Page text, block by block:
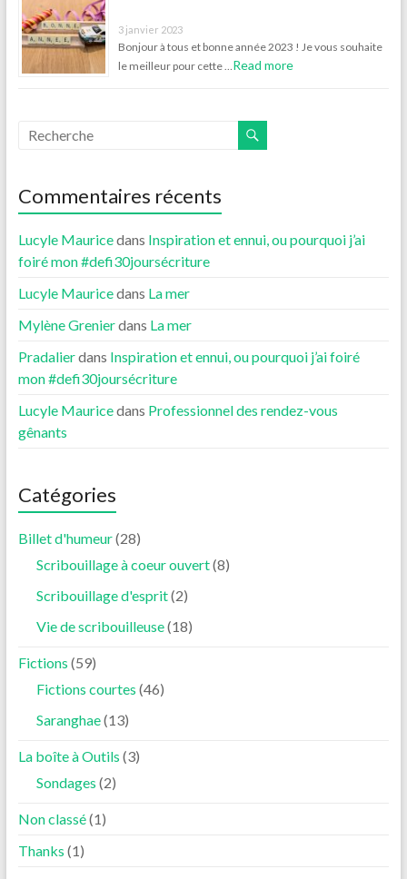
3 janvier 2023
Bonjour à tous et bonne année 2023 ! Je vous souhaite
le meilleur pour cette … Read more
Commentaires récents
Lucyle Mauricedans Inspiration et ennui, ou pourquoi j’ai
foiré mon #defi30joursécriture
Lucyle Mauricedans La mer
Mylène Grenierdans La mer
Pradalierdans Inspiration et ennui, ou pourquoi j’ai foiré
mon #defi30joursécriture
Lucyle Mauricedans Professionnel des rendez-vous
gênants
Catégories
Billet d'humeur(28)
Scribouillage à coeur ouvert(8)
Scribouillage d'esprit(2)
Vie de scribouilleuse(18)
Fictions (59)
Fictions courtes (46)
Saranghae(13)
La boîte à Outils (3)
Sondages (2)
Non classé(1)
Thanks (1)